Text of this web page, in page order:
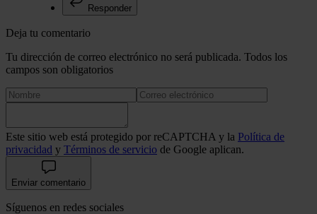
Responder
Deja tu comentario
Tu dirección de correo electrónico no será publicada. Todos los
campos son obligatorios
Este sitio web está protegido por reCAPTCHA y la Política de
privacidad y Términos de servicio de Google aplican.
Enviar comentario
Síguenos en redes sociales